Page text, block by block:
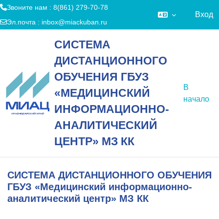
Звоните нам : 8(861) 279-70-78
Эл.почта : inbox@miackuban.ru
Вход
СИСТЕМА
ДИСТАНЦИОННОГО
ОБУЧЕНИЯ ГБУЗ
«МЕДИЦИНСКИЙ
ИНФОРМАЦИОННО-
АНАЛИТИЧЕСКИЙ
ЦЕНТР» МЗ КК
В
начало
СИСТЕМА ДИСТАНЦИОННОГО ОБУЧЕНИЯ
ГБУЗ «Медицинский информационно-
аналитический центр» МЗ КК